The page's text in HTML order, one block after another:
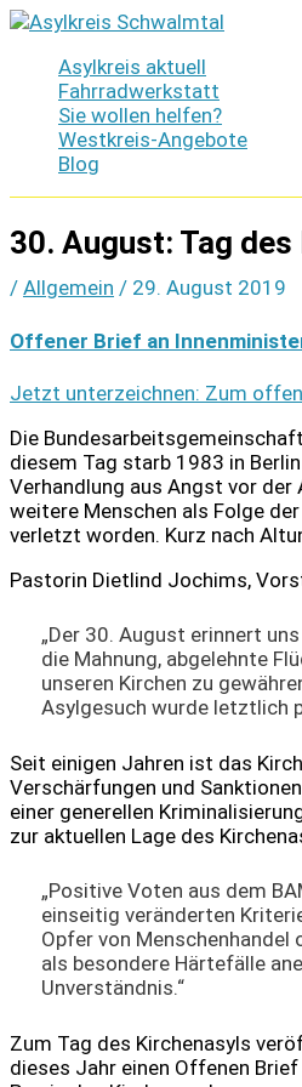
Zum
springenAsylkreis aktuell
Fahrradwerkstatt
Sie wollen helfen?
Westkreis-Angebote
Blog
30. August: Tag
/ Allgemein / 29. August 2019
Offener Brief an
Jetzt unterzeichnen: Zum
Die
diesem Tag starb 1983 in
Verhandlung aus Angst vor der
weitere Menschen als Folge
verletzt worden. Kurz nach
Pastorin Dietlind Jochims,
„Der 30. August erinnert
die Mahnung, abgelehnte
unseren Kirchen zu
Asylgesuch wurde letztlich
Seit einigen Jahren ist das
Verschärfungen und
einer generellen
zur aktuellen Lage des
„Positive Voten aus dem
einseitig veränderten
Opfer von
als besondere Härtefälle
Unverständnis.“
Zum Tag des Kirchenasyls
dieses Jahr einen Offenen